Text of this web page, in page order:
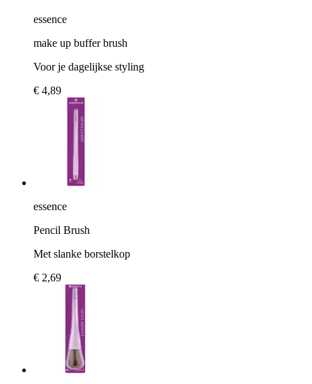
essence
make up buffer brush
Voor je dagelijkse styling
€ 4,89
essence
Pencil Brush
Met slanke borstelkop
€ 2,69